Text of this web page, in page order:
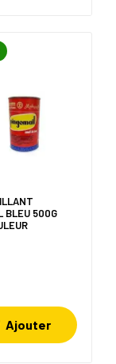
BLEU 500G
Ajouter